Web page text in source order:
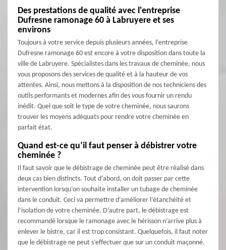
Des prestations de qualité avec l'entreprise
Dufresne ramonage 60 à Labruyere et ses
environs
Toujours à votre service depuis plusieurs années, l'entreprise
Dufresne ramonage 60 est encore à votre disposition dans toute la
ville de Labruyere. Spécialistes dans les travaux de cheminée, nous
vous proposons des services de qualité et à la hauteur de vos
attentes. Ainsi, nous mettons à la disposition de nos techniciens des
outils performants et modernes afin des vous fournir un rendu
inédit. Quel que soit le type de votre cheminée, nous saurons
trouver les moyens adéquats pour rendre votre cheminée en
parfait état.
Quand est-ce qu’il faut penser à débistrer votre
cheminée ?
Il faut savoir que le débistrage de cheminée peut être réalisé dans
deux cas bien distincts. Tout d’abord, on doit passer par cette
intervention lorsqu’on souhaite installer un tubage de cheminée
dans le conduit. Ceci va permettre d’améliorer l’étanchéité et
l’isolation de votre cheminée. D’autre part, le débistrage est
recommandé lorsque le ramonage avec le hérisson n’arrive plus à
enlever le bistre, car il est trop consistant. Quelquefois, il faut noter
que le débistrage ne peut s’effectuer que sur un conduit maçonné.